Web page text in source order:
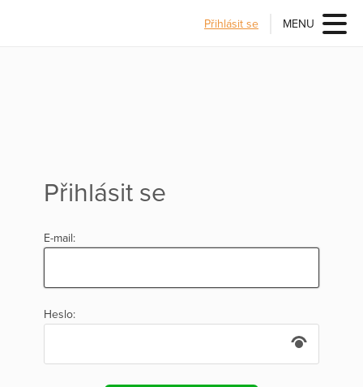
Přihlásit se MENU
Přihlásit se
E-mail:
Heslo: